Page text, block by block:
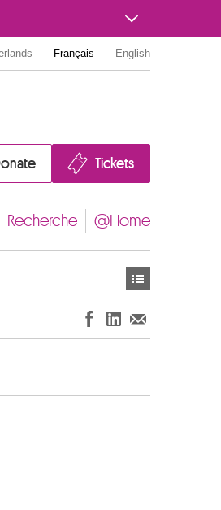
Français English
Tickets
Recherche @Home